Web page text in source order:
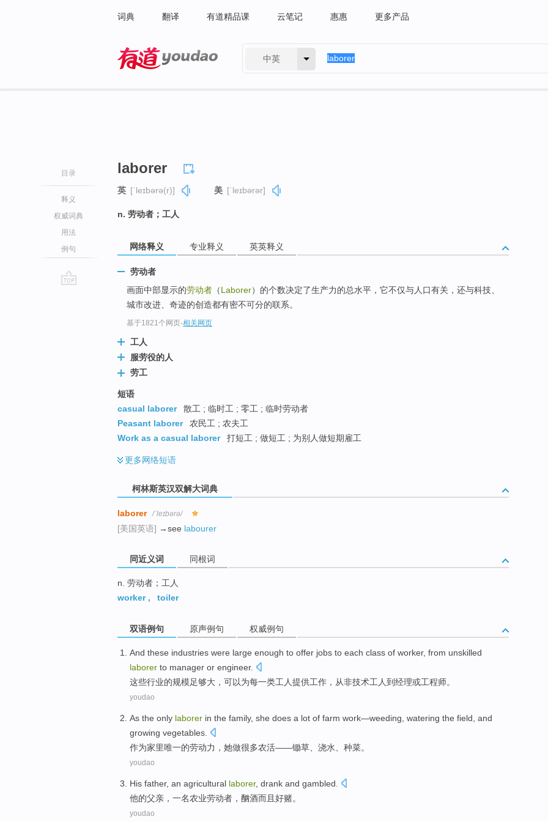
词典 翻译 有道精品课 云笔记 惠惠 更多产品
中英
目录
释义
权威词典
用法
例句
laborer
英 [ˈleɪbərə(r)] 美 [ˈleɪbərər]
n. 劳动者；工人
网络释义 专业释义 英英释义
劳动者
画面中部显示的劳动者 （Laborer）的个数决定了生产力的总水平，它不仅与人口有关，还与科技、
城市改进、奇迹的创造都有密不可分的联系。
基于1821个网页-相关网页
工人
服劳役的人
劳工
短语
casual laborer
散工 ; 临时工 ; 零工 ; 临时劳动者
Peasant laborer
农民工 ; 农夫工
Work as a casual laborer
打短工 ; 做短工 ; 为别人做短期雇工
更多网络短语
柯林斯英汉双解大词典
laborer /ˈleɪbərə/
[美国英语] →see labourer
同近义词 同根词
n. 劳动者；工人
worker, toiler
双语例句 原声例句 权威例句
And these industries were large enough to offer jobs to each class of worker, from unskilled
laborer to manager or engineer.
这些行业的规模足够大， 可以为每一类工人提供工作 ， 从非技术工人到经理或工程师。
youdao
As the only laborer in the family, she does a lot of farm work—weeding, watering the field, and
growing vegetables.
作为家里唯一的劳动力，她做很多农活——锄草、浇水、种菜。
youdao
His father, an agricultural laborer, drank and gambled
他的父亲 ， 一名农业劳动者 ， 酗酒而且 好赌。
youdao